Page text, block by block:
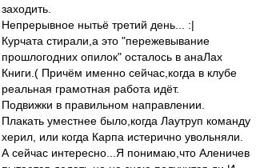
заходить.
Непрерывное нытьё третий день... :|
Курчата стирали,а это "пережевывание
прошлогодних опилок" осталось в анаЛах
Книги.( Причём именно сейчас,когда в клубе
реальная грамотная работа идёт.
Подвижки в правильном направлении.
Плакать уместнее было,когда Лаутруп команду
херил, или когда Карпа истерично увольняли.
А сейчас интересно...Я понимаю,что Аленичев